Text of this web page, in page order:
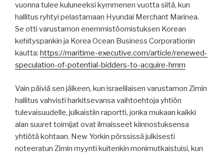
vuonna tulee kuluneeksi kymmenen vuotta siitä, kun
hallitus ryhtyi pelastamaan Hyundai Merchant Marinea.
Se otti varustamon enemmistöomistuksen Korean
kehityspankin ja Korea Ocean Business Corporationin
kautta: https://maritime-executive.com/article/renewed-
speculation-of-potential-bidders-to-acquire-hmm
Vain päiviä sen jälkeen, kun israelilaisen varustamon Zimin
hallitus vahvisti harkitsevansa vaihtoehtoja yhtiön
tulevaisuudelle, julkaistiin raportti, jonka mukaan kaikki
alan suuret toimijat ovat ilmaisseet kiinnostuksensa
yhtiötä kohtaan. New Yorkin pörssissä julkisesti
noteeratun Zimin myynti kuitenkin monimutkaistuisi, kun